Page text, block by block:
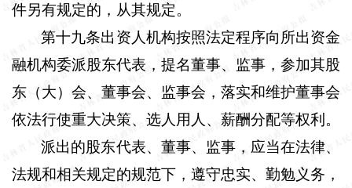
件另有规定的，从其规定。
第十九条出资人机构按照法定程序向所出资金
融机构委派股东代表，提名董事、监事，参加其股
东（大）会、董事会、监事会，落实和维护董事会
依法行使重大决策、选人用人、薪酬分配等权利。
派出的股东代表、董事、监事，应当在法律、
法规和相关规定的规范下，遵守忠实、勤勉义务，